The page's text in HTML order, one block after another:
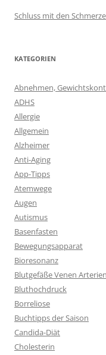
Schluss mit den
KATEGORIEN
Abnehmen,
ADHS
Allergie
Allgemein
Alzheimer
Anti-Aging
App-Tipps
Atemwege
Augen
Autismus
Basenfasten
Bewegungsapparat
Bioresonanz
Blutgefäße Venen Arterien
Bluthochdruck
Borreliose
Buchtipps der Saison
Candida-Diät
Cholesterin